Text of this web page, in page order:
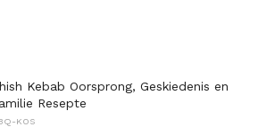
Kebab Oorsprong, Geskiedenis en
Resepte
KOS